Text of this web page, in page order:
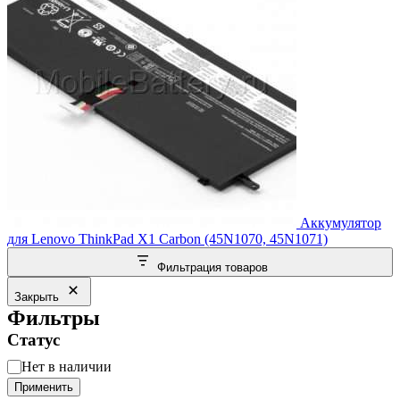
Аккумулятор
для Lenovo ThinkPad X1 Carbon (45N1070, 45N1071)
Фильтрация товаров
Закрыть
Фильтры
Статус
Статус
Нет в наличии
Применить